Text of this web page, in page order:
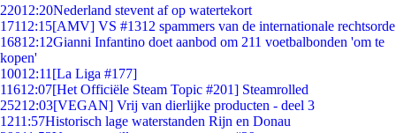
22012:20Nederland stevent af op watertekort
17112:15[AMV] VS #1312 spammers van de internationale rechtsorde
16812:12Gianni Infantino doet aanbod om 211 voetbalbonden 'om te
kopen'
10012:11 [La Liga #177]
11612:07[Het Officiële Steam Topic #201] Steamrolled
25212:03[VEGAN] Vrij van dierlijke producten - deel 3
1211:57Historisch lage waterstanden Rijn en Donau